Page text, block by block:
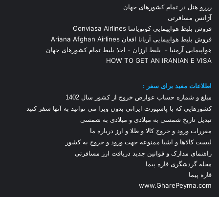
رزرو هتل در تمام کشورهای جهان
آژانس مسافرتی
فروش بلیط هواپیمایی کونویاسا Conviasa Airlines
فروش بلیط هواپیمایی آریانا افغان Ariana Afghan Airlines
هواپیمایی آرمنیا - بلیط ارزان - اخذ بلیط تمام کشورهای جهان
HOW TO GET AN IRANIAN E VISA
اطلاعات مفید برای سفر :
مبلغ و شماره حساب عوارض خروج از کشور سال 1 402
کشورهایی که با پاسپورت ایرانی بدون ویزا می توانید به آنها سفر کنید
تبدیل تاریخ شمسی به میلادی و میلادی به شمسی
مقررات ورود و خروج کالا و طلا و ارز درباره ما
لیست کالاها و اشیا ممنوعه جهت ورود و خروج به کشور
راهنمای مدارک و قوانین جدید دریافت ارز مسافرتی
مجله گردشگری قاره پیما
قاره پیما
www.GharePeyma.com